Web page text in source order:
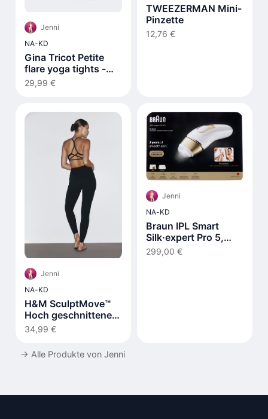
Jenni
NA-KD
Gina Tricot Petite
flare yoga tights -
Braun
29,99 €
TWEEZERMAN Mini-
Pinzette
12,76 €
Jenni
NA-KD
H&M SculptMove™
Hoch geschnittene
Leggings
34,99 €
Jenni
NA-KD
Braun IPL Smart
Silk·expert Pro 5,
Laser Hair Removal
at Home PL5210
299,00 €
→ Alle Produkte von Jenni